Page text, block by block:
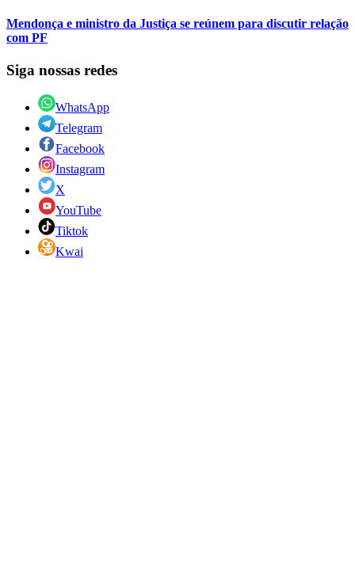
Mendonça e ministro da Justiça se reúnem para discutir relação
com PF
Siga nossas redes
WhatsApp
Telegram
Facebook
Instagram
X
YouTube
Tiktok
Kwai